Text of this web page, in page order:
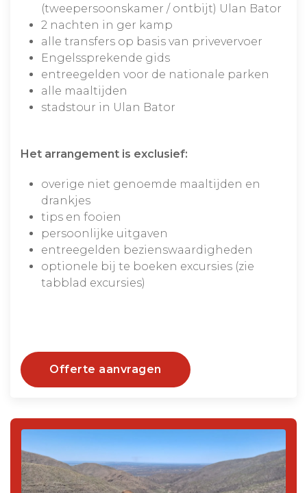
(tweepersoonskamer / ontbijt) Ulan Bator
2 nachten in ger kamp
alle transfers op basis van privevervoer
Engelssprekende gids
entreegelden voor de nationale parken
alle maaltijden
stadstour in Ulan Bator
Het arrangement is exclusief:
overige niet genoemde maaltijden en
drankjes
tips en fooien
persoonlijke uitgaven
entreegelden bezienswaardigheden
optionele bij te boeken excursies (zie
tabblad excursies)
Offerte aanvragen